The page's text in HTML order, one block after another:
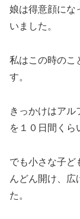
娘は得意顔にな
いました。
私はこの時のこ
す。
きっかけはア
を１０日間くら
でも小さな子
んどん開け、広
た。